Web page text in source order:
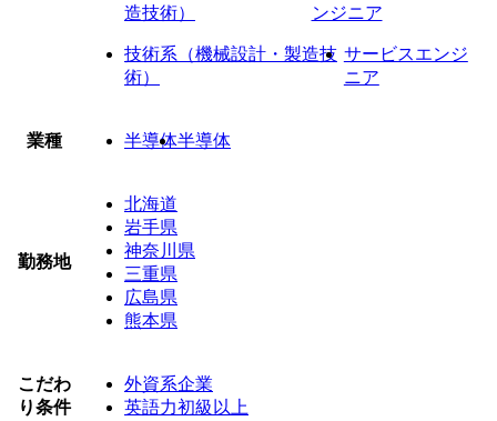
造技術）
ンジニア
技術系（機械設計・製造技
術）
サービスエンジ
ニア
業種 半導体半導体
勤務地
北海道
岩手県
神奈川県
三重県
広島県
熊本県
こだわ
り条件
外資系企業
英語力初級以上